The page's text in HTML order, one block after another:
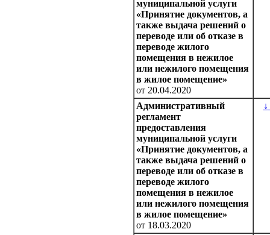
муниципальной услуги
«Принятие документов, а
также выдача решений о
переводе или об отказе в
переводе жилого
помещения в нежилое
или нежилого помещения
в жилое помещение»
от 20.04.2020
Административный
регламент
предоставления
муниципальной услуги
«Принятие документов, а
также выдача решений о
переводе или об отказе в
переводе жилого
помещения в нежилое
или нежилого помещения
в жилое помещение»
от 18.03.2020
↓